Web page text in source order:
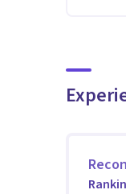
•
•
•